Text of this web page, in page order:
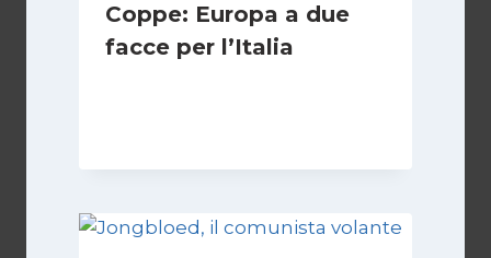
Coppe: Europa a due
facce per l’Italia